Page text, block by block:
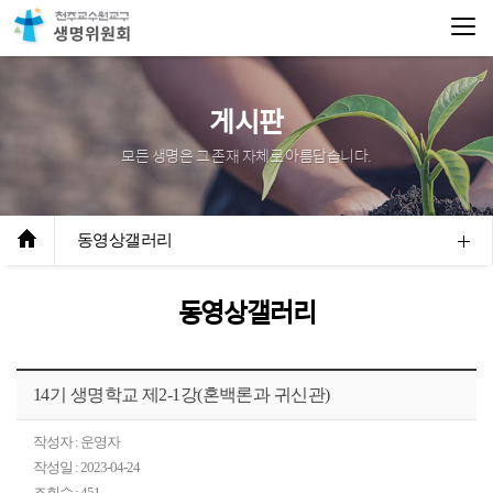
게시판
모든 생명은 그 존재 자체로 아름답습니다.
동영상갤러리
동영상갤러리
14기 생명학교 제2-1강(혼백론과 귀신관)
작성자 : 운영자
작성일 : 2023-04-24